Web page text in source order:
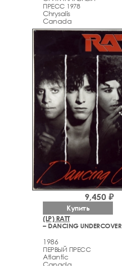
ПРЕСС 1978
Chrysalis
Canada
(LP) RATT
– DANCING UNDERCOVER
1986
ПЕРВЫЙ ПРЕСС
Atlantic
Canada
9,450 ₽
Купить